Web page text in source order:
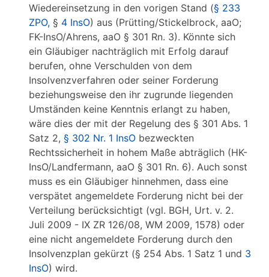
Wiedereinsetzung in den vorigen Stand (§ 233
ZPO, § 4 InsO) aus (Prütting/Stickelbrock, aaO;
FK-InsO/Ahrens, aaO § 301 Rn. 3). Könnte sich
ein Gläubiger nachträglich mit Erfolg darauf
berufen, ohne Verschulden von dem
Insolvenzverfahren oder seiner Forderung
beziehungsweise den ihr zugrunde liegenden
Umständen keine Kenntnis erlangt zu haben,
wäre dies der mit der Regelung des § 301 Abs. 1
Satz 2, § 302 Nr. 1 InsO bezweckten
Rechtssicherheit in hohem Maße abträglich (HK-
InsO/Landfermann, aaO § 301 Rn. 6). Auch sonst
muss es ein Gläubiger hinnehmen, dass eine
verspätet angemeldete Forderung nicht bei der
Verteilung berücksichtigt (vgl. BGH, Urt. v. 2.
Juli 2009 - IX ZR 126/08, WM 2009, 1578) oder
eine nicht angemeldete Forderung durch den
Insolvenzplan gekürzt (§ 254 Abs. 1 Satz 1 und 3
InsO) wird.